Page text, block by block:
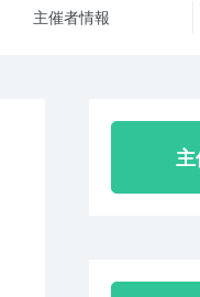
主催者情報